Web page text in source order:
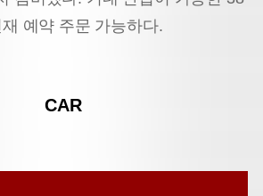
예약 주문 가능하다.
CAR